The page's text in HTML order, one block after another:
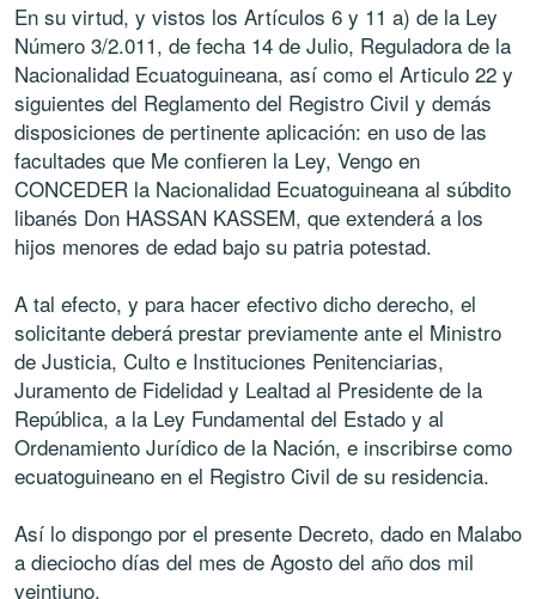
En su virtud, y vistos los Artículos 6 y 11 a) de la Ley
Número 3/2.011, de fecha 14 de Julio, Reguladora de la
Nacionalidad Ecuatoguineana, así como el Articulo 22 y
siguientes del Reglamento del Registro Civil y demás
disposiciones de pertinente aplicación: en uso de las
facultades que Me confieren la Ley, Vengo en
CONCEDER la Nacionalidad Ecuatoguineana al súbdito
libanés Don HASSAN KASSEM, que extenderá a los
hijos menores de edad bajo su patria potestad.
A tal efecto, y para hacer efectivo dicho derecho, el
solicitante deberá prestar previamente ante el Ministro
de Justicia, Culto e Instituciones Penitenciarias,
Juramento de Fidelidad y Lealtad al Presidente de la
República, a la Ley Fundamental del Estado y al
Ordenamiento Jurídico de la Nación, e inscribirse como
ecuatoguineano en el Registro Civil de su residencia.
Así lo dispongo por el presente Decreto, dado en Malabo
a dieciocho días del mes de Agosto del año dos mil
veintiuno.